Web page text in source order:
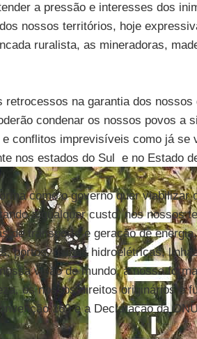
a pressão e interesses dos
nossos territórios, hoje
ruralista, as mineradoras,
retrocessos na garantia dos
condenar os nossos povos a
conflitos imprevisíveis como já se
nos estados do Sul e no Estado
como o governo quer viabilizar
a qualquer custo, nos nossos
de transporte e geração de
portos, usinas hidroelétricas,
visão de mundo, a nossa
os nossos direitos originários e
169 e a Declaração da